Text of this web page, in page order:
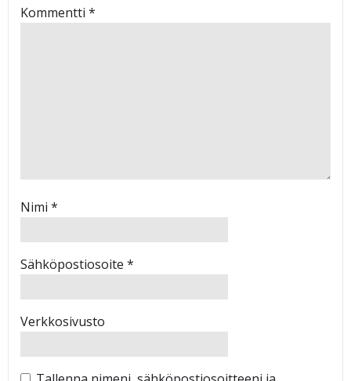
Kommentti *
Nimi *
Sähköpostiosoite *
Verkkosivusto